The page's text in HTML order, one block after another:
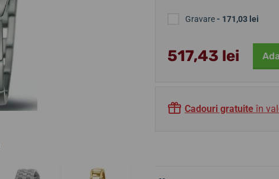
Gravare- 171,03 lei
517,43 lei
Cadouri gratuite în